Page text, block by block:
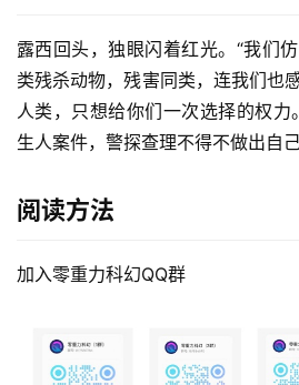
露西回头，独眼闪着红光。“我们
类残杀动物，残害同类，连我们也
人类，只想给你们一次选择的权力
生人案件，警探查理不得不做出自
阅读方法
加入零重力科幻QQ群